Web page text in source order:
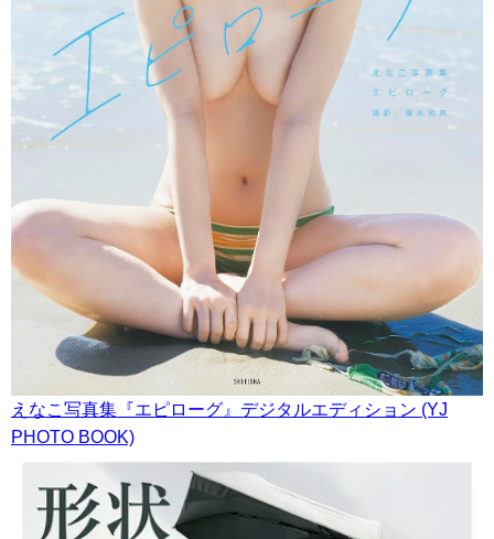
えなこ写真集『エピローグ』デジタルエディション (YJ
PHOTO BOOK)